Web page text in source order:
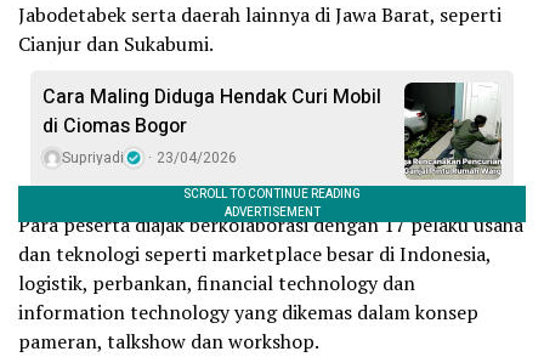
Jabodetabek serta daerah lainnya di Jawa Barat, seperti
Cianjur dan Sukabumi.
Cara Maling Diduga Hendak Curi Mobil
di Ciomas Bogor
Supriyadi 23/04/2026
Para peserta diajak berkolaborasi dengan 17 pelaku usaha
dan teknologi seperti marketplace besar di Indonesia,
logistik, perbankan, financial technology dan
information technology yang dikemas dalam konsep
pameran, talkshow dan workshop.